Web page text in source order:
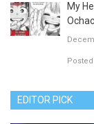
My
EDITOR PICK